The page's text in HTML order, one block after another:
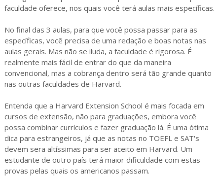
faculdade oferece, nos quais você terá aulas mais específicas.
No final das 3 aulas, para que você possa passar para as
específicas, você precisa de uma redação e boas notas nas
aulas gerais. Mas não se iluda, a faculdade é rigorosa. É
realmente mais fácil de entrar do que da maneira
convencional, mas a cobrança dentro será tão grande quanto
nas outras faculdades de Harvard.
Entenda que a Harvard Extension School é mais focada em
cursos de extensão, não para graduações, embora você
possa combinar currículos e fazer graduação lá. É uma ótima
dica para estrangeiros, já que as notas no TOEFL e SAT's
devem sera altíssimas para ser aceito em Harvard. Um
estudante de outro país terá maior dificuldade com estas
provas pelas quais os americanos passam.